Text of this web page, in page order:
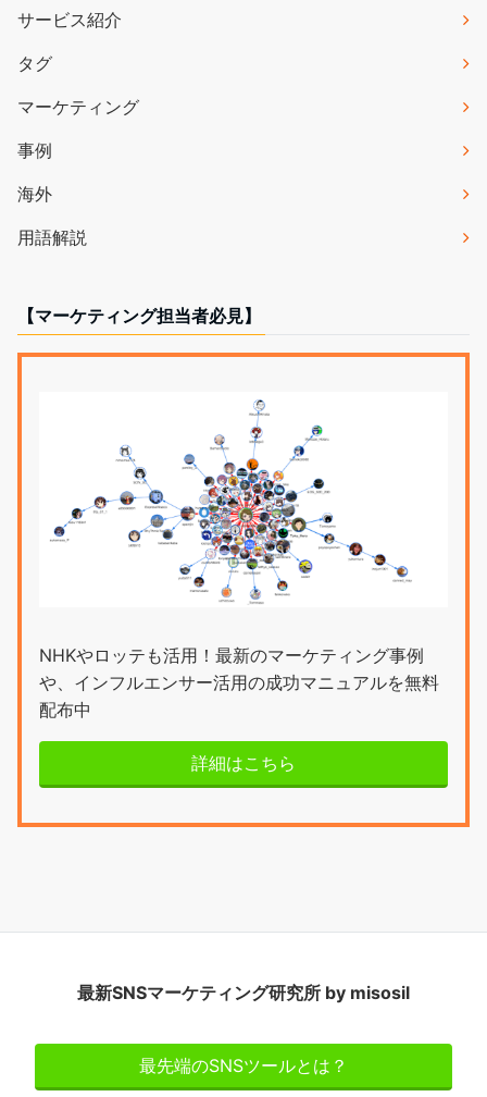
サービス紹介
タグ
マーケティング
事例
海外
用語解説
【マーケティング担当者必見】
NHKやロッテも活用！最新のマーケティング事例
や、インフルエンサー活用の成功マニュアルを無料
配布中
詳細はこちら
最新SNSマーケティング研究所 by misosil
最先端のSNSツールとは？